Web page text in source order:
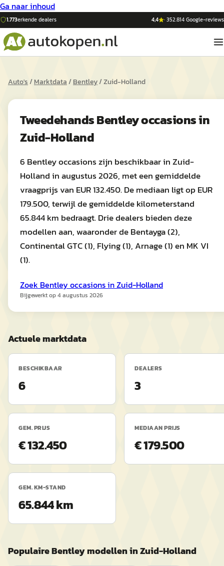
Ga naar inhoud
1.773erkende dealers 4,4 ·352.814Google-reviews
Auto's/Marktdata/Bentley/Zuid-Holland
TweedehandsBentleyoccasions in
Zuid-Holland
6 Bentley occasions zijn beschikbaar in Zuid-
Holland in augustus 2026, met een gemiddelde
vraagprijs van EUR 132.450. De mediaan ligt op EUR
179.500, terwijl de gemiddelde kilometerstand
65.844 km bedraagt. Drie dealers bieden deze
modellen aan, waaronder de Bentayga (2),
Continental GTC (1), Flying (1), Arnage (1) en MK VI
(1).
Zoek Bentley occasions inZuid-Holland
Bijgewerkt op4 augustus 2026
Actuele marktdata
BESCHIKBAAR
6
DEALERS
3
GEM. PRIJS
€ 132.450
MEDIAAN PRIJS
€ 179.500
GEM. KM-STAND
65.844 km
PopulaireBentleymodellen inZuid-Holland